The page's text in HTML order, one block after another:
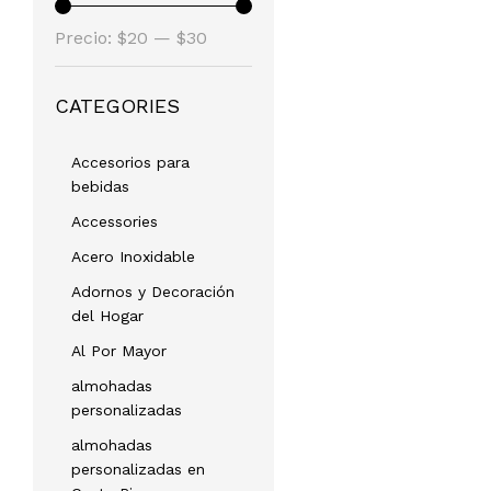
mínimo
máximo
Precio: $20 — $30
CATEGORIES
Accesorios para
bebidas
Accessories
Acero Inoxidable
Adornos y Decoración
del Hogar
Al Por Mayor
almohadas
personalizadas
almohadas
personalizadas en